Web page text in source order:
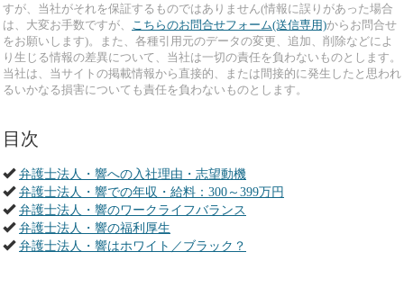
すが、当社がそれを保証するものではありません(情報に誤りがあった場合
は、大変お手数ですが、
こちらのお問合せフォーム(送信専用)からお問合せ
をお願いします)。また、各種引用元のデータの変更、追加、削除などによ
り生じる情報の差異について、当社は一切の責任を負わないものとします。
当社は、当サイトの掲載情報から直接的、または間接的に発生したと思われ
るいかなる損害についても責任を負わないものとします。
目次
弁護士法人・響への入社理由・志望動機
弁護士法人・響での年収・給料：300～399万円
弁護士法人・響のワークライフバランス
弁護士法人・響の福利厚生
弁護士法人・響はホワイト／ブラック？